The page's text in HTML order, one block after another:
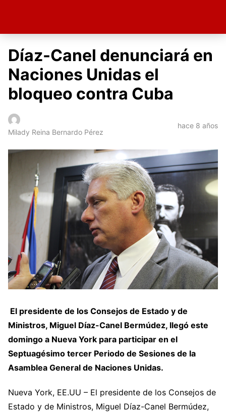
Díaz-Canel denunciará en
Naciones Unidas el
bloqueo contra Cuba
Milady Reina Bernardo Pérez
hace 8 años
El presidente de los Consejos de Estado y de
Ministros, Miguel Díaz-Canel Bermúdez, llegó este
domingo a Nueva York para participar en el
Septuagésimo tercer Periodo de Sesiones de la
Asamblea General de Naciones Unidas.
Nueva York, EE.UU – El presidente de los Consejos de
Estado y de Ministros, Miguel Díaz-Canel Bermúdez,